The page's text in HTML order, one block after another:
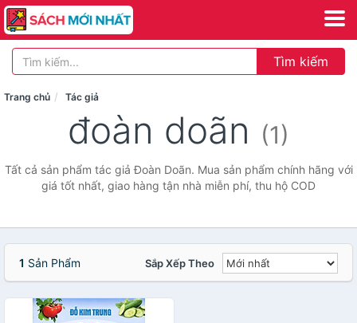
Tìm kiếm
Trang chủ Tác giả
đoàn doãn (1)
Tất cả sản phẩm tác giả Đoàn Doãn. Mua sản phẩm chính hãng với
giá tốt nhất, giao hàng tận nhà miễn phí, thu hộ COD
1 Sản Phẩm Sắp Xếp Theo